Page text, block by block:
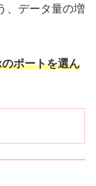
、データ量の増
ポートを選ん